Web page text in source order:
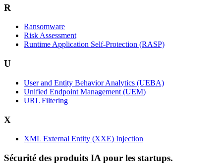
R
Ransomware
Risk Assessment
Runtime Application Self-Protection (RASP)
U
User and Entity Behavior Analytics (UEBA)
Unified Endpoint Management (UEM)
URL Filtering
X
XML External Entity (XXE) Injection
Sécurité des produits IA pour les startups.